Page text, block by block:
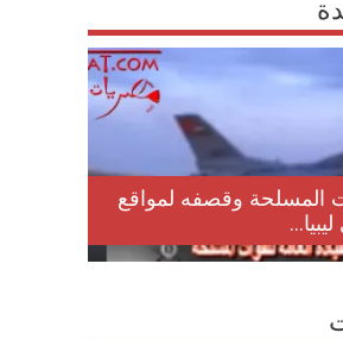
المسلحة وقصفه لمواقع